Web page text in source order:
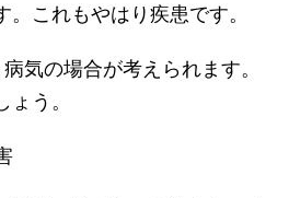
これもやはり疾患です。
気の場合が考えられます。
う。